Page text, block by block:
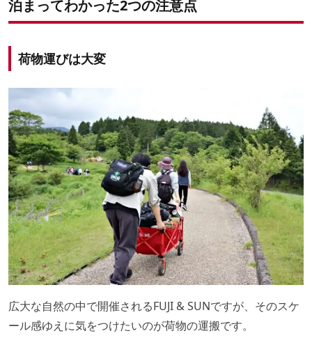
泊まってわかった2つの注意点
荷物運びは大変
広大な自然の中で開催されるFUJI & SUNですが、そのスケ
ール感ゆえに気をつけたいのが荷物の運搬です。